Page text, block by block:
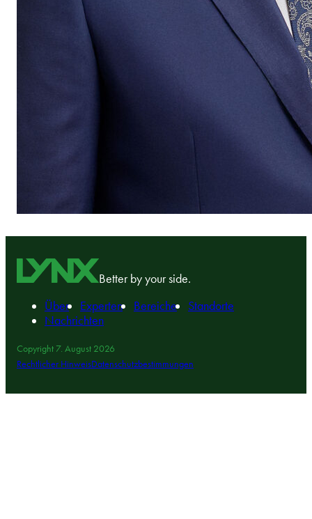
Better by your side.
Über
Experten Bereiche
Standorte
Nachrichten
Copyright 7. August 2026
Rechtlicher HinweisDatenschutzbestimmungen